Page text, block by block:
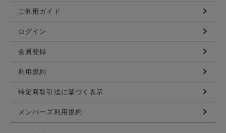
ご利用ガイド
ログイン
会員登録
利用規約
特定商取引法に基づく表示
メンバーズ利用規約